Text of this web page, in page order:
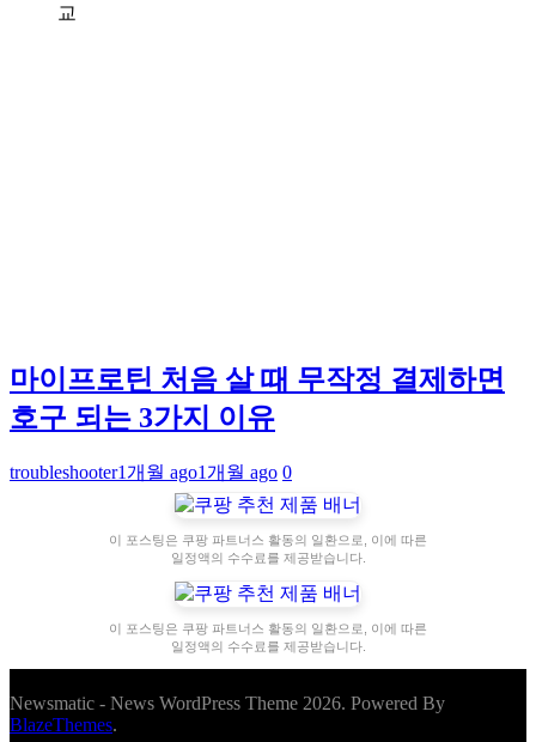
교
마이프로틴 처음 살 때 무작정 결제하면
호구 되는 3가지 이유
troubleshooter1개월 ago1개월 ago 0
이 포스팅은 쿠팡 파트너스 활동의 일환으로, 이에 따른
일정액의 수수료를 제공받습니다.
이 포스팅은 쿠팡 파트너스 활동의 일환으로, 이에 따른
일정액의 수수료를 제공받습니다.
Newsmatic - News WordPress Theme 2026. Powered By
BlazeThemes.